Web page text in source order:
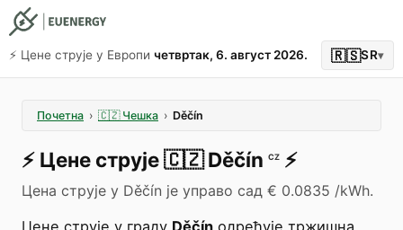
⚡️ Цене струје у Европи четвртак, 6. август 2026. 🇷🇸SR▾
Почетна › 🇨🇿 Чешка › Děčín
⚡️ Цене струје🇨🇿 Děčín CZ ⚡️
Цена струје у Děčín је управо сад € 0.0835 /kWh.
Цене струје у граду Děčín одређује тржишна